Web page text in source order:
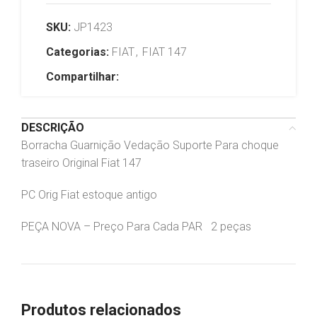
SKU: JP1423
Categorias: FIAT, FIAT 147
Compartilhar:
DESCRIÇÃO
Borracha Guarnição Vedação Suporte Para choque
traseiro Original Fiat 147
PC Orig Fiat estoque antigo
PEÇA NOVA – Preço Para Cada PAR 2 peças
Produtos relacionados